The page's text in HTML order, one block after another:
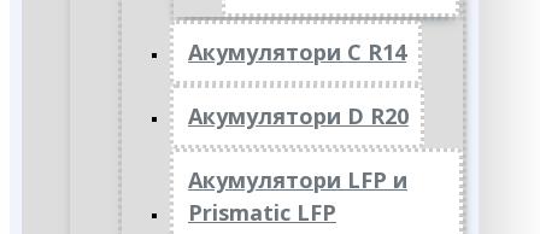
Акумулятори C R14
Акумулятори D R20
Акумулятори LFP и
Prismatic LFP